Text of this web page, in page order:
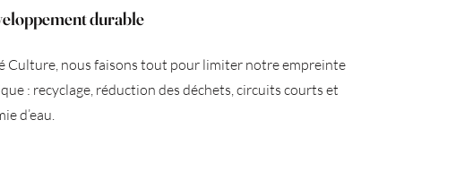
durable
Culture, nous faisons tout pour limiter notre empreinte
: recyclage, réduction des déchets, circuits courts et
d’eau.